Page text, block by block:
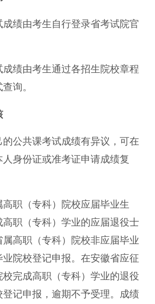
成绩由考生自行登录省考试院官
成绩由考生通过各招生院校章程
询。
的公共课考试成绩有异议，可在
身份证或准考证申请成绩复
职（专科）院校应届毕业生
高职（专科）学业的应届退役士
高职（专科）院校非应届毕业
院校登记申报。在安徽省应征
校完成高职（专科）学业的退役
记申报，逾期不予受理。成绩